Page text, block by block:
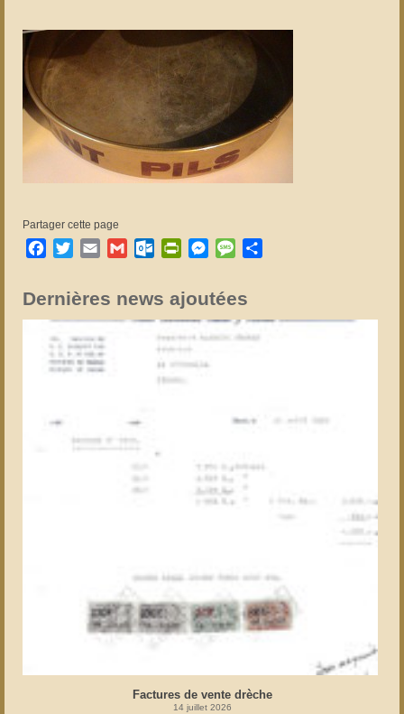
Partager cette page
Facebook
TwitterEmail GmailOutlook.com
PrintFriendly
Messenger
Message
Dernières news ajoutées
Factures de vente drèche
14 juillet 2026